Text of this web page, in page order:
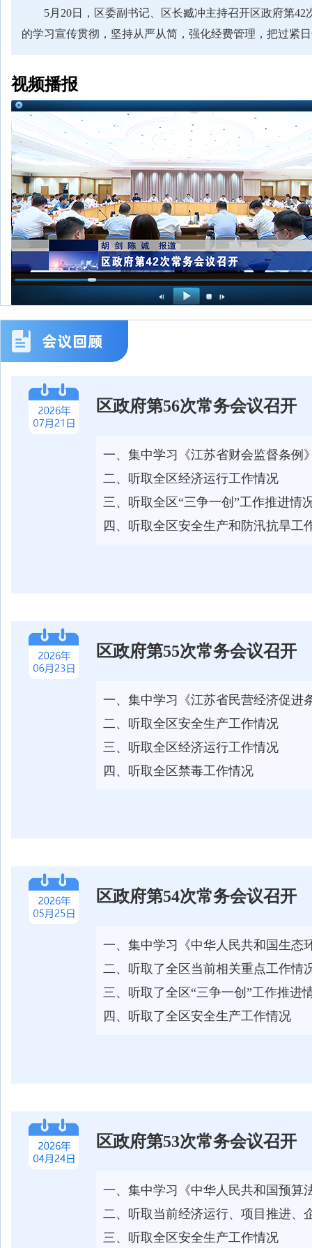
5月20日，区委副书记、区长臧冲主持召开区政府第
的学习宣传贯彻，坚持从严从简，强化经费管理，把过紧
视频播报
区政府第56次常务会议召开
一、集中学习《江苏省财会监督条例
二、听取全区经济运行工作情况
三、听取全区“三争一创”工作推进情
四、听取全区安全生产和防汛抗旱工
区政府第55次常务会议召开
一、集中学习《江苏省民营经济促进
二、听取全区安全生产工作情况
三、听取全区经济运行工作情况
四、听取全区禁毒工作情况
区政府第54次常务会议召开
一、集中学习《中华人民共和国生态
二、听取了全区当前相关重点工作情
三、听取了全区“三争一创”工作推进
四、听取了全区安全生产工作情况
区政府第53次常务会议召开
一、集中学习《中华人民共和国预算
二、听取当前经济运行、项目推进、
三、听取全区安全生产工作情况